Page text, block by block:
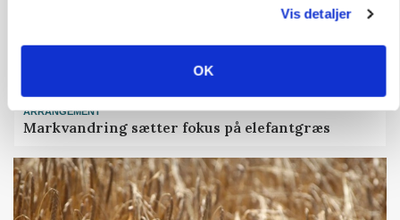
Vis detaljer
OK
ARRANGEMENT
Markvandring sætter fokus på elefantgræs